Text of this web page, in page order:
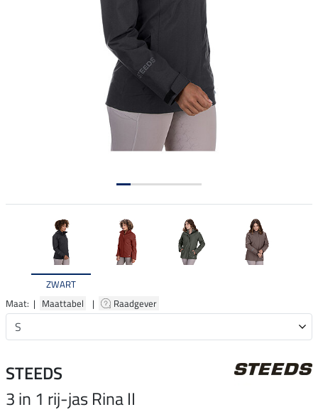
ZWART
Maat: | Maattabel | Raadgever
STEEDS
3 in 1 rij-jas Rina II